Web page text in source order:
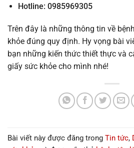
Hotline: 0985969305
Trên đây là những thông tin về
khỏe đúng quy định. Hy vọng bài
bạn những kiến thức thiết thực và
giấy sức khỏe cho mình nhé!
Bài viết này được đăng trong Tin tức,